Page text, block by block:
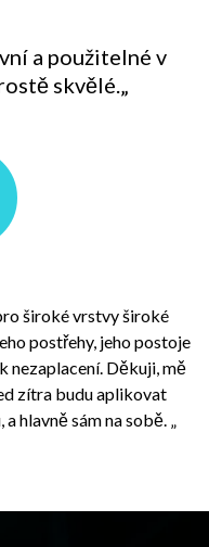
a použitelné v
skvělé.„
široké vrstvy široké
postřehy, jeho postoje
nezaplacení. Děkuji, mě
zítra budu aplikovat
hlavně sám na sobě. „